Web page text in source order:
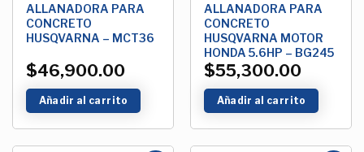
ALLANADORA PARA
CONCRETO
HUSQVARNA – MCT36
$46,900.00
Añadir al carrito
ALLANADORA PARA
CONCRETO
HUSQVARNA MOTOR
HONDA 5.6HP – BG245
$55,300.00
Añadir al carrito